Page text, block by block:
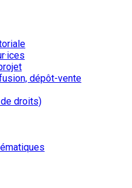
dépôt-vente
droits)